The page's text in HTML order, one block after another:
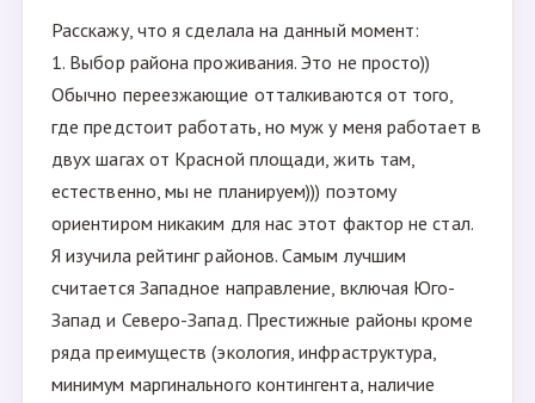
Расскажу, что я сделала на данный момент:
1. Выбор района проживания. Это не просто))
Обычно переезжающие отталкиваются от того,
где предстоит работать, но муж у меня работает в
двух шагах от Красной площади, жить там,
естественно, мы не планируем))) поэтому
ориентиром никаким для нас этот фактор не стал.
Я изучила рейтинг районов. Самым лучшим
считается Западное направление, включая Юго-
Запад и Северо-Запад. Престижные районы кроме
ряда преимуществ (экология, инфраструктура,
минимум маргинального контингента, наличие